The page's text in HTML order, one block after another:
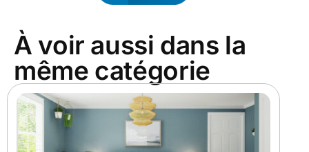
À voir aussi dans la
même catégorie